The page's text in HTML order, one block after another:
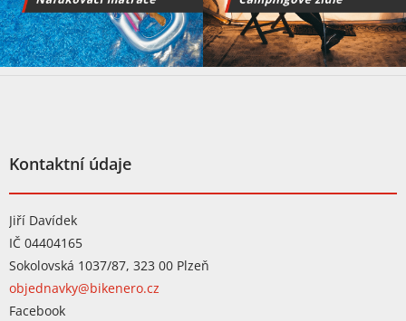
Kontaktní údaje
Jiří Davídek
IČ 04404165
Sokolovská 1037/87, 323 00 Plzeň
objednavky@bikenero.cz
Facebook